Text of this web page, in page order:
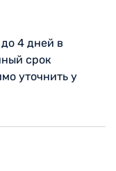
до 4 дней в
срок
уточнить у